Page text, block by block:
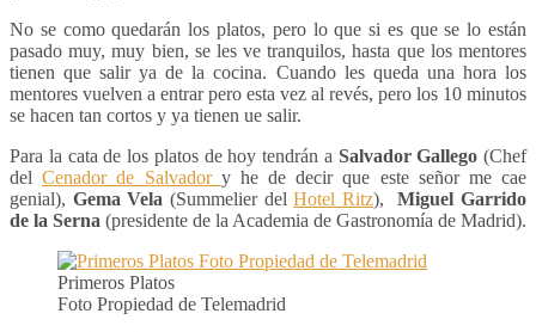
No se como quedarán los platos, pero lo que si es que se lo están
pasado muy, muy bien, se les ve tranquilos, hasta que los mentores
tienen que salir ya de la cocina. Cuando les queda una hora los
mentores vuelven a entrar pero esta vez al revés, pero los 10 minutos
se hacen tan cortos y ya tienen ue salir.
Para la cata de los platos de hoy tendrán a Salvador Gallego (Chef
delCenador de Salvador y he de decir que este señor me cae
genial), Gema Vela (Summelier delHotel Ritz),Miguel Garrido
de la Serna (presidente de la Academia de Gastronomía de Madrid).
Primeros Platos
Foto Propiedad de Telemadrid